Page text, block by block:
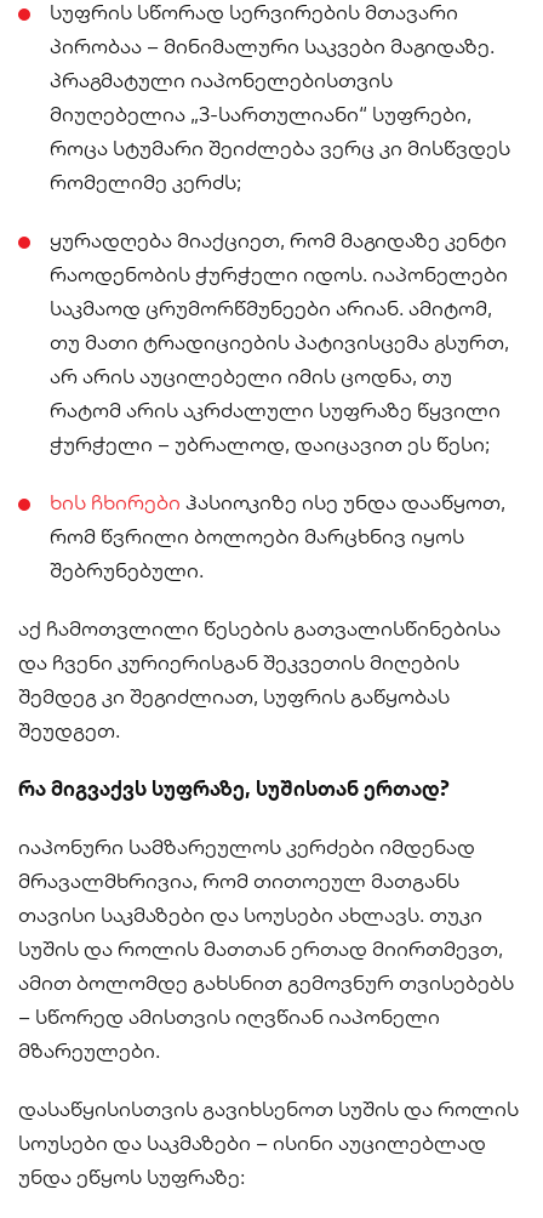
სუფრის სწორად სერვირების მთავარი
პირობაა – მინიმალური საკვები მაგიდაზე.
პრაგმატული იაპონელებისთვის
მიუღებელია „3-სართულიანი“ სუფრები,
როცა სტუმარი შეიძლება ვერც კი მისწვდეს
რომელიმე კერძს;
ყურადღება მიაქციეთ, რომ მაგიდაზე კენტი
რაოდენობის ჭურჭელი იდოს. იაპონელები
საკმაოდ ცრუმორწმუნეები არიან. ამიტომ,
თუ მათი ტრადიციების პატივისცემა გსურთ,
არ არის აუცილებელი იმის ცოდნა, თუ
რატომ არის აკრძალული სუფრაზე წყვილი
ჭურჭელი – უბრალოდ, დაიცავით ეს წესი;
ხის ჩხირები ჰასიოკიზე ისე უნდა დააწყოთ,
რომ წვრილი ბოლოები მარცხნივ იყოს
შებრუნებული.
აქ ჩამოთვლილი წესების გათვალისწინებისა
და ჩვენი კურიერისგან შეკვეთის მიღების
შემდეგ კი შეგიძლიათ, სუფრის გაწყობას
შეუდგეთ.
რა მიგვაქვს სუფრაზე, სუშისთან ერთად?
იაპონური სამზარეულოს კერძები იმდენად
მრავალმხრივია, რომ თითოეულ მათგანს
თავისი საკმაზები და სოუსები ახლავს. თუკი
სუშის და როლის მათთან ერთად მიირთმევთ,
ამით ბოლომდე გახსნით გემოვნურ თვისებებს
– სწორედ ამისთვის იღვწიან იაპონელი
მზარეულები.
დასაწყისისთვის გავიხსენოთ სუშის და როლის
სოუსები და საკმაზები – ისინი აუცილებლად
უნდა ეწყოს სუფრაზე: